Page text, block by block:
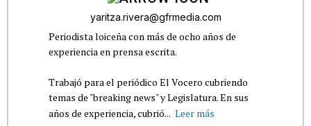
yaritza.rivera@gfrmedia.com
Periodista loiceña con más de ocho años de
experiencia en prensa escrita.
Trabajó para el periódico El Vocero cubriendo
temas de "breaking news" y Legislatura. En sus
años de experiencia, cubrió... Leer más